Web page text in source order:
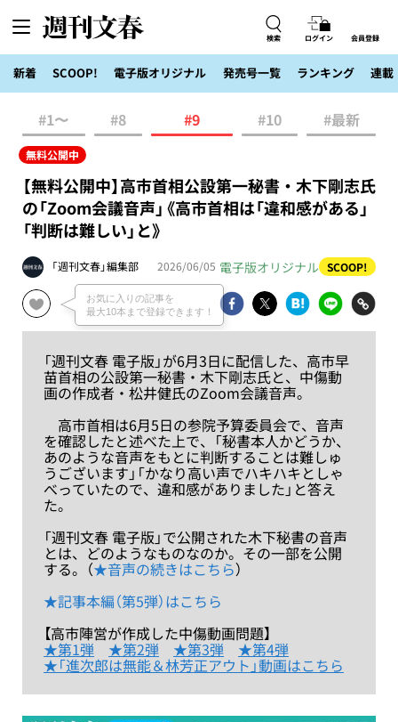
検索 ログイン 会員登録
新着 SCOOP! 電子版オリジナル 発売号一覧 ランキング 連載
#1〜 #8 #9 #10 #最新
無料公開中
【無料公開中】高市首相公設第一秘書・木下剛志氏
の「Zoom会議音声」《高市首相は「違和感がある」
「判断は難しい」と》
「週刊文春」編集部 2026/06/05 電子版オリジナル SCOOP!
「週刊文春 電子版」が6月3日に配信した、高市早
苗首相の公設第一秘書・木下剛志氏と、中傷動
画の作成者・松井健氏のZoom会議音声。
高市首相は6月5日の参院予算委員会で、音声
を確認したと述べた上で、「秘書本人かどうか、
あのような音声をもとに判断することは難しゅ
うございます」「かなり高い声でハキハキとしゃ
べっていたので、違和感がありました」と答え
た。
「週刊文春 電子版」で公開された木下秘書の音声
とは、どのようなものなのか。その一部を公開
する。（★音声の続きはこちら）
★記事本編（第5弾）はこちら
【高市陣営が作成した中傷動画問題】
★第1弾 ★第2弾 ★第3弾 ★第4弾
★「進次郎は無能＆林芳正アウト」動画はこちら